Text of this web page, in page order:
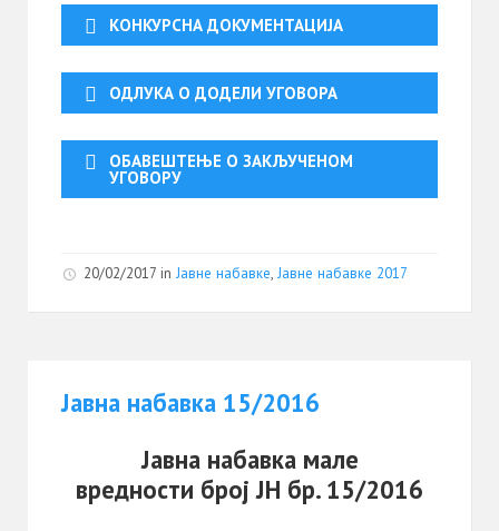
КОНКУРСНА ДОКУМЕНТАЦИЈА
ОДЛУКА О ДОДЕЛИ УГОВОРА
ОБАВЕШТЕЊЕ О ЗАКЉУЧЕНОМ
УГОВОРУ
20/02/2017 in Јавне набавке, Јавне набавке 2017
Јавна набавка 15/2016
Јавна набавка мале
вредности број ЈН бр. 15/2016